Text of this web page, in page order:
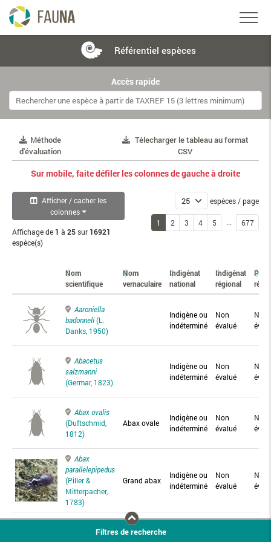
Référentiel espèces
Accès rapide
Méthode
d'évaluation
Télecharger le tableau au format
CSV
Sur mobile, faite défiler les colonnes de gauche à droite
Afficher / cacher les
colonnes
Affichage de 1 à 25sur 16921
espèce(s)
espèces / page
1 2 3 4 5 ... 677
Nom
scientifique
Nom
vernaculaire
Indigénat
national
Indigénat
régional
Aaroniella
badonneli(L.
Danks, 1950)
Indigène ou
indéterminé
Non
évalué
Non
Abacetus
salzmanni
(Germar, 1823)
Indigène ou
indéterminé
Non
évalué
Non
Abax ovalis
(Duftschmid,
1812)
Abax ovale
Indigène ou
indéterminé
Non
évalué
Non
Abax
parallelepipedus
(Piller &
Mitterpacher,
1783)
Grand abax
Indigène ou
indéterminé
Non
évalué
Non
Abax
Abax
Filtres de recherche